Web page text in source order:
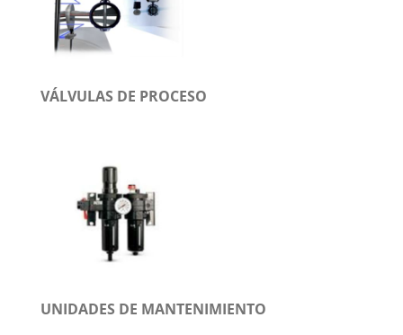
VÁLVULAS DE PROCESO
UNIDADES DE MANTENIMIENTO